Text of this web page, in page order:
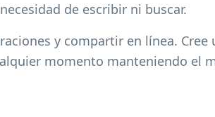
de escribir ni buscar.
y compartir en línea.
momento manteniendo el